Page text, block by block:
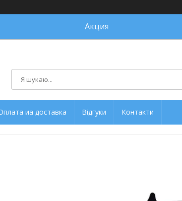
Акция
иа доставка Відгуки Контакти